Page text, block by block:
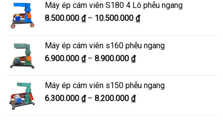
Máy ép cám viên S180 4 Lô phễu ngang
8.500.000 ₫ – 10.500.000 ₫Khoảng
8.500.000 ₫
Máy ép cám viên s160 phễu ngang
6.900.000 ₫ – 8.900.000 ₫Khoảng
từ
6.900.000 ₫
đến
Máy ép cám viên s150 phễu ngang
6.300.000 ₫ – 8.200.000 ₫Khoảng